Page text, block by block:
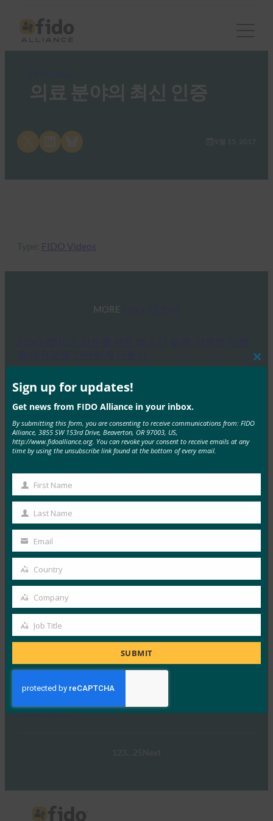
의료 분야의 최신 인증
Share on LinkedInShare on Bluesky 9월 15, 2017
Type: FIDO Videos
MORE
10월 23, 2025
참석자들은 이 웹캐스트에 참여하여 FIDO 얼라이언스의
UX 워킹 그룹 구성원들이 초기 사용자 온보딩부터 원활
한 교차…
FIDO 표준 및 인증을 통한 자동차 혁신 주도
FIDO Videos
9월 25, 2025
참석자들은 이 웹캐스트에 참여하여 FIDO 얼라이언스
표준 및 인증이 소프트웨어 정의 차량, 자율 주행 기술…
FIDO 표준 및 인증을 통한 자동차 혁신 주도
FIDO Videos
9월 25, 2025
참석자들은 이 웹캐스트에 참여하여 FIDO 얼라이언스
Read More →
1 2 3 25Next
Sign up for updates!
Get news from FIDO Alliance in your inbox.
By submitting this form, you are consenting to receive communications from: FIDO
Alliance, 3855 SW 153rd Drive, Beaverton, OR 97003, US,
http://www.fidoalliance.org. You can revoke your consent to receive emails at any
time by using the unsubscribe link found at the bottom of every email.
First
Name
First Name
Last
Name
Last Name
Your
email
Email
Country
Country
Company
Company
Job
Job Title
SUBMIT